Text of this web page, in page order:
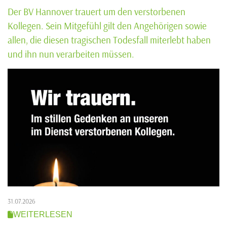
Der BV Hannover trauert um den verstorbenen
Kollegen. Sein Mitgefühl gilt den Angehörigen sowie
allen, die diesen tragischen Todesfall miterlebt haben
und ihn nun verarbeiten müssen.
31.07.2026
WEITERLESEN